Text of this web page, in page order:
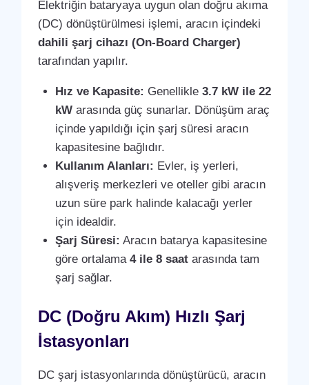
Elektriğin bataryaya uygun olan doğru akıma
(DC) dönüştürülmesi işlemi, aracın içindeki
dahili şarj cihazı (On-Board Charger)
tarafından yapılır.
Hız ve Kapasite: Genellikle3.7 kW ile 22
kW arasında güç sunarlar. Dönüşüm araç
içinde yapıldığı için şarj süresi aracın
kapasitesine bağlıdır.
Kullanım Alanları: Evler, iş yerleri,
alışveriş merkezleri ve oteller gibi aracın
uzun süre park halinde kalacağı yerler
için idealdir.
Şarj Süresi: Aracın batarya kapasitesine
göre ortalama4 ile 8 saat arasında tam
şarj sağlar.
DC (Doğru Akım) Hızlı Şarj
İstasyonları
DC şarj istasyonlarında dönüştürücü, aracın